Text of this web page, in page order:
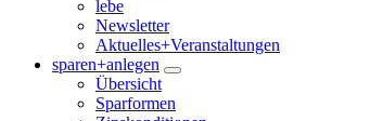
lebe
Newsletter
Aktuelles+Veranstaltungen
sparen+anlegen
Übersicht
Sparformen